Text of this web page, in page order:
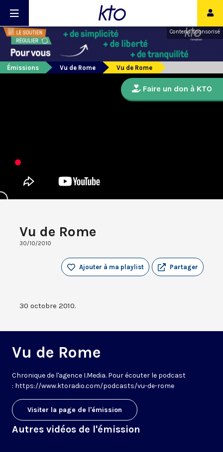
Contenu sponsorisé
Émissions Vu de Rome Vu de Rome
Vu de Rome
30/10/2010
Partager
Ajouter à ma playlist
30 octobre 2010.
Vu de Rome
Chronique de l'agence I.Media. Pour écouter le podcast
: https://www.ktoradio.com/podcasts/vu-de-rome
Visiter la page de l'émission
Autres vidéos de l'émission
Faire un don à KTO